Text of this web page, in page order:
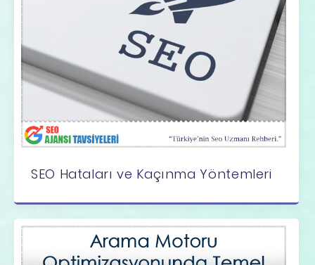
SEO Hataları ve Kaçınma Yöntemleri